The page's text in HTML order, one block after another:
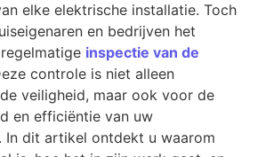
elke elektrische installatie. Toch
en bedrijven het
inspectie van de
controle is niet alleen
veiligheid, maar ook voor de
en efficiëntie van uw
In dit artikel ontdekt u waarom